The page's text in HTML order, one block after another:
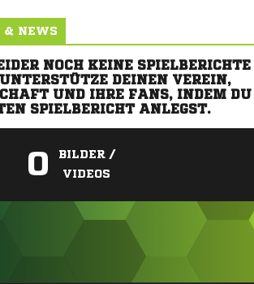
& NEWS
NOCH KEINE SPIELBERICHTE
DEINEN VEREIN,
UND IHRE FANS, INDEM DU
SPIELBERICHT ANLEGST.
0
BILDER /
VIDEOS